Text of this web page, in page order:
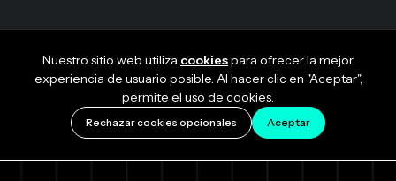
Nuestro sitio web utiliza cookiespara ofrecer la mejor
experiencia de usuario posible. Al hacer clic en "Aceptar",
permite el uso de cookies.
Rechazar cookies opcionales Aceptar